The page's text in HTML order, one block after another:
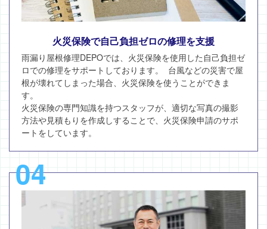
火災保険で自己負担ゼロの修理を支援
雨漏り屋根修理DEPOでは、火災保険を使用した自己負担ゼ
ロでの修理をサポートしております。 台風などの災害で屋
根が壊れてしまった場合、火災保険を使うことができま
す。
火災保険の専門知識を持つスタッフが、適切な写真の撮影
方法や見積もりを作成しすることで、火災保険申請のサポ
ートをしています。
04